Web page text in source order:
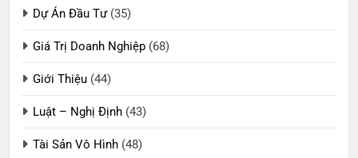
Dự Án Đầu Tư(35)
Giá Trị Doanh Nghiệp (68)
Giới Thiệu (44)
Luật – Nghị Định (43)
Tài Sản Vô Hình (48)